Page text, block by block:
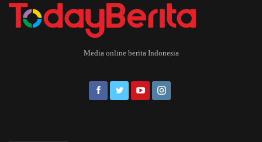
Media online berita Indonesia